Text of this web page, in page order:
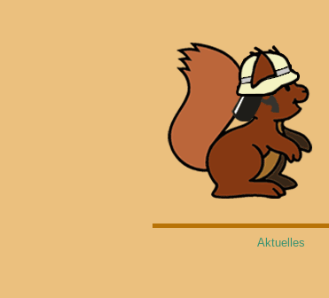
Aktuelles